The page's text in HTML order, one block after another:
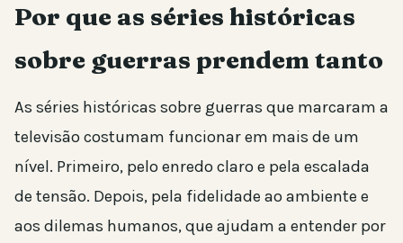
Por que as séries históricas
sobre guerras prendem tanto
As séries históricas sobre guerras que marcaram a
televisão costumam funcionar em mais de um
nível. Primeiro, pelo enredo claro e pela escalada
de tensão. Depois, pela fidelidade ao ambiente e
aos dilemas humanos, que ajudam a entender por